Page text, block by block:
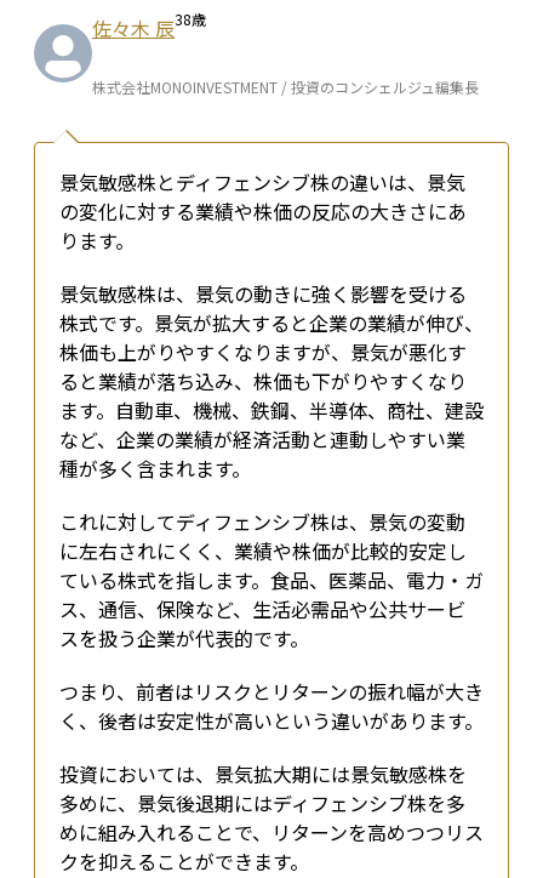
佐々木 辰38歳
株式会社MONOINVESTMENT / 投資のコンシェルジュ編集長
景気敏感株とディフェンシブ株の違いは、景気
の変化に対する業績や株価の反応の大きさにあ
ります。
景気敏感株は、景気の動きに強く影響を受ける
株式です。景気が拡大すると企業の業績が伸び、
株価も上がりやすくなりますが、景気が悪化す
ると業績が落ち込み、株価も下がりやすくなり
ます。自動車、機械、鉄鋼、半導体、商社、建設
など、企業の業績が経済活動と連動しやすい業
種が多く含まれます。
これに対してディフェンシブ株は、景気の変動
に左右されにくく、業績や株価が比較的安定し
ている株式を指します。食品、医薬品、電力・ガ
ス、通信、保険など、生活必需品や公共サービ
スを扱う企業が代表的です。
つまり、前者はリスクとリターンの振れ幅が大き
く、後者は安定性が高いという違いがあります。
投資においては、景気拡大期には景気敏感株を
多めに、景気後退期にはディフェンシブ株を多
めに組み入れることで、リターンを高めつつリス
クを抑えることができます。